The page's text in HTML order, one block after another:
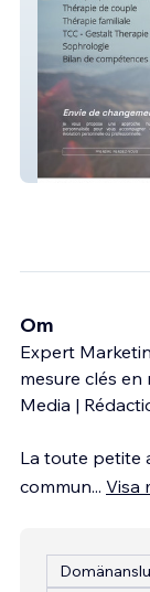
Om
Expert
mesure clés en
Media |
La toute petite
commun... Visa